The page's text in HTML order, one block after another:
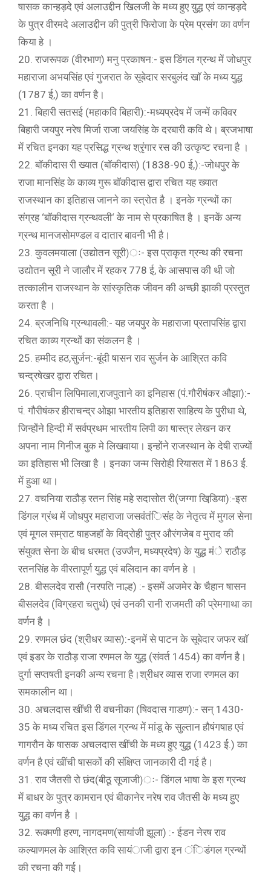
षासक कान्हड़दे एवं अलाउद्दीन खिलजी के मध्य हुए यु़द्ध एवं कान्हड़दे
के पुत्र वीरमदे अलाउद्दीन की पुत्री फिरोजा के प्रेम प्रसंग का वर्णन
किया हे ।
20. राजरूपक (वीरभाण) मनु प्रकाषन:- इस डिंगल ग्रन्थ में जोधपुर
महाराजा अभयसिंह एवं गुजरात के सूबेदार सरबुलंद खाॅ के मध्य युद्ध
(1787 ई,) का वर्णन है।
21. बिहारी सतसई (महाकवि बिहारी):-मध्यप्रदेष में जन्में कविवर
बिहारी जयपुर नरेष मिर्जा राजा जयसिंह के दरबारी कवि थे। ब्रजभाषा
में रचित इनका यह प्रसिद्ध ग्रन्थ श्रृंगार रस की उत्कृष्ट रचना है ।
22. बाॅकीदास री ख्यात (बाॅकीदास) (1838-90 ई,):-जोधपुर के
राजा मानसिंह के काव्य गुरू बाॅकीदास द्वारा रचित यह ख्यात
राजस्थान का इतिहास जानने का स्त्रोत है । इनके ग्रन्थों का
संग्रह ‘बाॅकीदास ग्रन्थवली‘ के नाम से प्रकाषित है । इनकें अन्य
ग्रन्थ मानजसोमण्डल व दातार बावनी भी है।
23. कुवलमयाला (उद्योतन सूरी)ः- इस प्राकृत ग्रन्थ की रचना
उद्योतन सूरी ने जालौर में रहकर 778 ई, के आसपास की थी जो
तत्कालीन राजस्थान के सांस्कृतिक जीवन की अच्छी झाकी प्रस्तुत
करता है ।
24. ब्रजनिधि ग्रन्थावली:- यह जयपुर के महाराजा प्रतापसिंह द्वारा
रचित काव्य ग्रन्थों का संकलन है ।
25. हम्मीद हठ,सुर्जन:-बूंदी षासन राव सुर्जन के आश्रित कवि
चन्द्रषेखर द्वारा रचित।
26. प्राचीन लिपिमाला,राजपुताने का इनिहास (पं.गौरीषंकर औझा):-
पं. गौरीषंकर हीराचन्द्र ओझा भारतीय इतिहास साहित्य के पुरीधा थे,
जिन्होंने हिन्दी में सर्वप्रथम भारतीय लिपी का षास्त्र लेखन कर
अपना नाम गिनीज बुक मे लिखवाया। इन्होंने राजस्थान के देषी राज्यों
का इतिहास भी लिखा है । इनका जन्म सिरोही रियासत में 1863 ई.
में हुआ था।
27. वचनिया राठौड़ रतन सिंह महे सदासोत री(जग्गा खिडि़या):-इस
डिंगल ग्रंथ में जोधपुर महाराजा जसवंतंिसंह के नेतृत्व में मुगल सेना
एवं मूगल सम्राट षाहजहाॅ के विद्रोही पुत्र औरंगजेब व मुराद की
संयुक्त सेना के बीच धरमत (उज्जैन, मध्यप्रदेष) के युद्ध मंे राठौड़
रतनसिंह के वीरतापूर्ण युद्ध एवं बलिदान का वर्णन हे ।
28. बीसलदेव रासौ (नरपति नाल्ह) :- इसमें अजमेर के चैहान षासन
बीसलदेव (विग्रहरा चतुर्थ) एवं उनकी रानी राजमती की प्रेमगाथा का
वर्णन है ।
29. रणमल छंद (श्रीधर व्यास):-इनमें से पाटन के सूबेदार जफर खाॅ
एवं इडर के राठौड़ राजा रणमल के युद्ध (संवर्त 1454) का वर्णन है।
दुर्गा सप्तषती इनकी अन्य रचना है।श्रीधर व्यास राजा रणमल का
समकालीन था।
30. अचलदास खींची री वचनीका (षिवदास गाडण):- सन् 1430-
35 के मध्य रचित इस डिंगल ग्रन्थ में मांडू के सुल्तान हौषंगषाह एवं
गागरौन के षासक अचलदास खींची के मध्य हुए युद्ध (1423 ई.) का
वर्णन है एवं खींची षासकों की संक्षिप्त जानकारी दी गई है।
31. राव जैतसी रो छंद(बीठू सूजाजी)ः- डिंगल भाषा के इस ग्रन्थ
में बाधर के पुत्र कामरान एवं बीकानेर नरेष राव जैतसी के मध्य हुए
युद्ध का वर्णन है ।
32. रूक्मणी हरण, नागदमण(सायांजी झूला) :- ईडन नेरष राव
कल्याणमल के आश्रित कवि सायंाजी द्वारा इन ंिडंगल ग्रन्थों
की रचना की गई।